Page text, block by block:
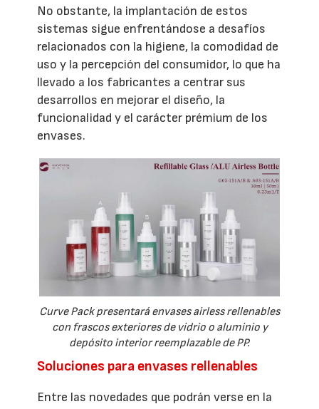
No obstante, la implantación de estos
sistemas sigue enfrentándose a desafíos
relacionados con la higiene, la comodidad de
uso y la percepción del consumidor, lo que ha
llevado a los fabricantes a centrar sus
desarrollos en mejorar el diseño, la
funcionalidad y el carácter prémium de los
envases.
Curve Pack presentará envases airless rellenables
con frascos exteriores de vidrio o aluminio y
depósito interior reemplazable de PP.
Soluciones para envases rellenables
Entre las novedades que podrán verse en la